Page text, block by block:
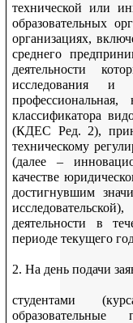
технической или
образовательных
организациях,
среднего
деятельности
исследования и
классификатора
(КДЕС Ред. 2),
техническому
(далее –
качестве
достигнувшим
деятельности в
периоде текущего
2. На день подачи
студентами
образовательные